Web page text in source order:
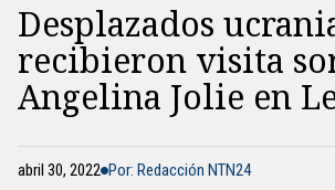
Desplazados
recibieron visita
Angelina Jolie en
abril 30, 2022 Por: Redacción NTN24